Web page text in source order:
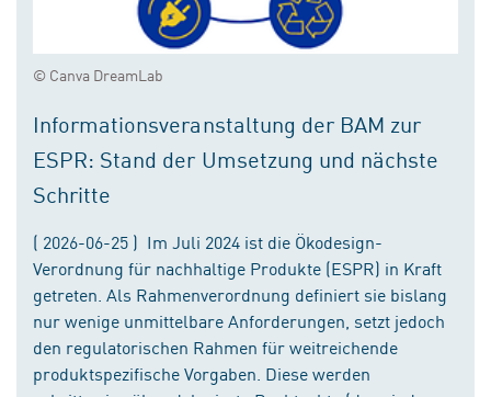
© Canva DreamLab
Informationsveranstaltung der BAM zur
ESPR: Stand der Umsetzung und nächste
Schritte
( 2026-06-25 ) Im Juli 2024 ist die Ökodesign-
Verordnung für nachhaltige Produkte (ESPR) in Kraft
getreten. Als Rahmenverordnung definiert sie bislang
nur wenige unmittelbare Anforderungen, setzt jedoch
den regulatorischen Rahmen für weitreichende
produktspezifische Vorgaben. Diese werden